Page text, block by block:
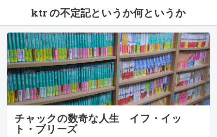
ktr の不定記というか何というか
チャックの数奇な人生 イフ・イッ
ト・ブリーズ